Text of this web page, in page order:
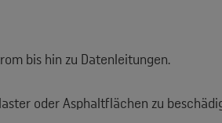
bis hin zu Datenleitungen.
oder Asphaltflächen zu